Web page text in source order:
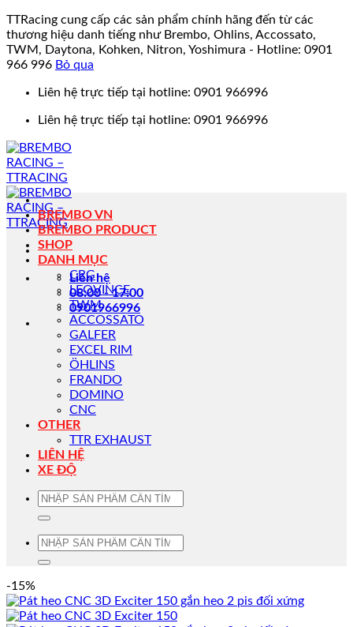
TTRacing cung cấp các sản phẩm chính hãng đến từ các
thương hiệu danh tiếng như Brembo, Ohlins, Accossato,
TWM, Daytona, Kohken, Nitron, Yoshimura - Hotline: 0901
966 996 Bỏ qua
Liên hệ trực tiếp tại hotline: 0901 966996
Liên hệ trực tiếp tại hotline: 0901 966996
Liên hệ
08:00 - 17:00
0901966996
BREMBO VN
BREMBO PRODUCT
SHOP
DANH MỤC
CRG
LEOVINCE
TWM
ACCOSSATO
GALFER
EXCEL RIM
ÖHLINS
FRANDO
DOMINO
CNC
OTHER
TTR EXHAUST
LIÊN HỆ
XE ĐỘ
Tìm
Tìm
-15%